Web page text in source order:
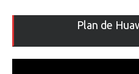
Plan de